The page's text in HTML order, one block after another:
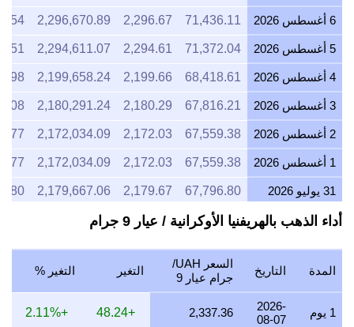
6 أغسطس 2026 71,436.11
2,296.67
2,296,670.89
5 أغسطس 2026 71,372.04
2,294.61
2,294,611.07
4 أغسطس 2026 68,418.61
2,199.66
2,199,658.24
3 أغسطس 2026 67,816.21
2,180.29
2,180,291.24
2 أغسطس 2026 67,559.38
2,172.03
2,172,034.09
1 أغسطس 2026 67,559.38
2,172.03
2,172,034.09
31 يوليو 2026 67,796.80
2,179.67
2,179,667.06
30 يوليو 2026 68,575.94
2,204.72
2,204,716.41
29 يوليو 2026 68,053.43
2,187.92
2,187,917.78
28 يوليو 2026 67,993.15
2,185.98
2,185,979.70
2,210.30
2,210,303.95
أداء الذهب بالهريفنيا الأوكرانية / عيار 9 جرام
المدة التاريخ
السعر UAH/
جرام عيار 9
التغير التغير %
1 يوم
2026-
08-07
2,337.36
+48.24
+2.11%